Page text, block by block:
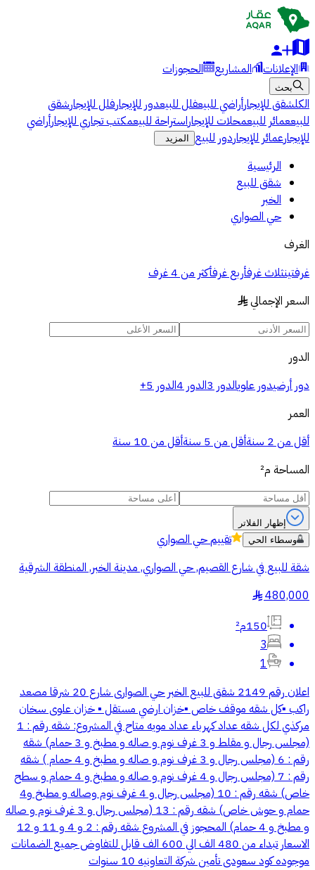
الإعلانات المشاريع الحجوزات
بحث
الكلشقق للإيجارأراضي للبيعفلل للبيعدور للإيجارفلل للإيجارشقق
للبيععمائر للبيعمحلات للإيجاراستراحة للبيعمكتب تجاري للإيجارأراضي
للإيجارعمائر للإيجاردور للبيع المزيد
الرئيسية
شقق للبيع
الخبر
حي الصواري
الغرف
غرفتينثلاث غرفأربع غرفأكثر من 4 غرف
السعر الإجمالي §
الدور
دور أرضيدور علويالدور 3 الدور 4 الدور 5+
العمر
أقل من 2 سنة
أقل من 5 سنة
أقل من 10 سنة
المساحة م²
إظهار الفلاتر
وسطاء الحي
تقييمحي الصواري
شقة للبيع في شارع القصيم, حي الصواري, مدينة الخبر, المنطقة الشرقية
480,000
§
150م²
3
1
اعلان رقم 2149 شقق للبيع الخبر حي الصوارى شارع 20 شرقا مصعد
راكب ▪️كل شقه موقف خاص ▪️خزان ارضي مستقل ▪️ خزان علوى سخان
مركذي لكل شقه عداد كهرباء عداد مويه متاح في المشروع: شقه رقم : 1
(مجلس رجال و مقلط و 3 غرف نوم و صاله و مطبخ و 3 حمام) شقه
رقم : 6 (مجلس رجال و 3 غرف نوم و صاله و مطبخ و 4 حمام ) شقه
رقم : 7 (مجلس رجال و 4 غرف نوم و صاله و مطبخ و 4 حمام و سطح
خاص) شقه رقم : 10 (مجلس رجال و 4 غرف نوم وصاله و مطبخ و4
حمام و حوش خاص) شقه رقم : 13 (مجلس رجال و 3 غرف نوم و صاله
و مطبخ و 4 حمام) المحجوز في المشروع شقه رقم : 2 و 4 و 11 و 12
الاسعار تبداء من 480 الف الي 600 الف قابل للتفاوض جميع الضمانات
موجوده كود سعودى تأمين شركة التعاونيه 10 سنوات